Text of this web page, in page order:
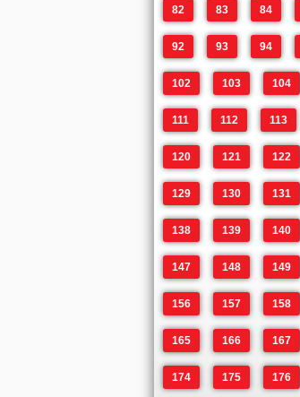
82 83 84
92 93 94
102 103 104
111 112 113
120 121 122
129 130 131
138 139 140
147 148 149
156 157 158
165 166 167
174 175 176